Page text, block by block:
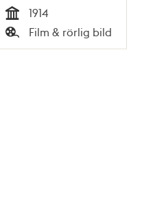
Tid
1914
Typ
Film & rörlig bild